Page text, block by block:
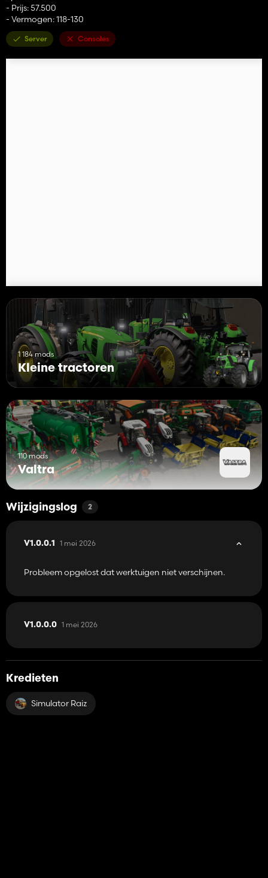
- Prijs: 57.500
- Vermogen: 118-130
Server Consoles
1 184 mods
Kleine tractoren
110 mods
Valtra
Wijzigingslog 2
V1.0.0.1 1 mei 2026
Probleem opgelost dat werktuigen niet verschijnen.
V1.0.0.0 1 mei 2026
Kredieten
Simulator Raiz